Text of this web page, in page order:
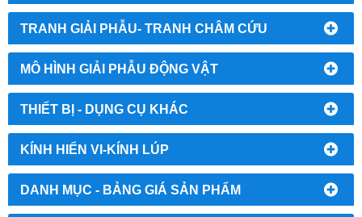
TRANH GIẢI PHẪU- TRANH CHÂM CỨU
MÔ HÌNH GIẢI PHẪU ĐỘNG VẬT
THIẾT BỊ - DỤNG CỤ KHÁC
KÍNH HIỂN VI-KÍNH LÚP
DANH MỤC - BẢNG GIÁ SẢN PHẨM